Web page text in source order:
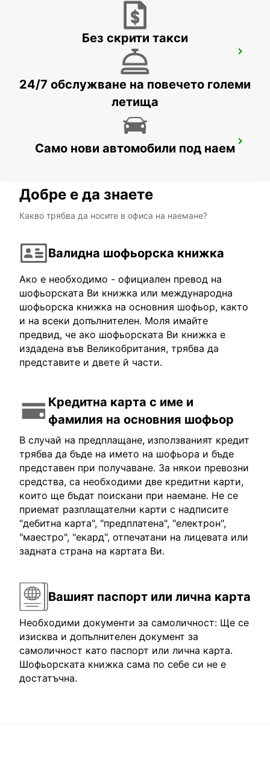
CANCUN C MUJERES TRS CO
PUERTO JUAREZ
Без скрити такси
24/7 обслужване на повечето големи
летища
Само нови автомобили под наем
Добре е да знаете
Какво трябва да носите в офиса на наемане?
Валидна шофьорска книжка
Ако е необходимо - официален превод на
шофьорската Ви книжка или международна
шофьорска книжка на основния шофьор, както
и на всеки допълнителен. Моля имайте
предвид, че ако шофьорската Ви книжка е
издадена във Великобритания, трябва да
представите и двете й части.
Кредитна карта с име и
фамилия на основния шофьор
В случай на предплащане, използваният кредит
трябва да бъде на името на шофьора и бъде
представен при получаване. За някои превозни
средства, са необходими две кредитни карти,
които ще бъдат поискани при наемане. Не се
приемат разплащателни карти с надписите
"дебитна карта", "предплатена", "електрон",
"маестро", "екард", отпечатани на лицевата или
задната страна на картата Ви.
Вашият паспорт или лична карта
Необходими документи за самоличност: Ще се
изисква и допълнителен документ за
самоличност като паспорт или лична карта.
Шофьорската книжка сама по себе си не е
достатъчна.